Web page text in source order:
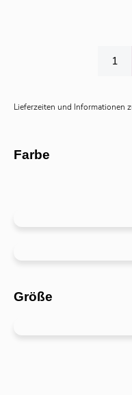
Lieferzeiten und Informationen
Farbe
Größe